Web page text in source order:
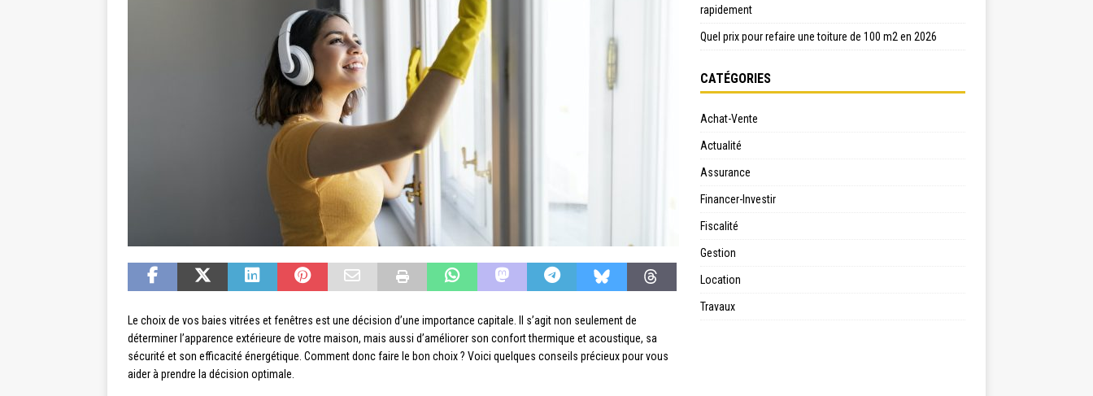
Le choix de vos baies vitrées et fenêtres est une décision d’une importance capitale. Il s’agit non seulement de
déterminer l’apparence extérieure de votre maison, mais aussi d’améliorer son confort thermique et acoustique, sa
sécurité et son efficacité énergétique. Comment donc faire le bon choix ? Voici quelques conseils précieux pour vous
aider à prendre la décision optimale.
rapidement
Quel prix pour refaire une toiture de 100 m2 en 2026
CATÉGORIES
Achat-Vente
Actualité
Assurance
Financer-Investir
Fiscalité
Gestion
Location
Travaux